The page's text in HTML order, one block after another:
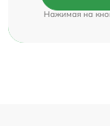
Нажимая на